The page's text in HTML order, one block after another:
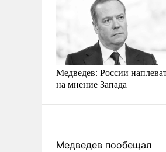
Медведев: России
на мнение Запада
Медведев пообещал